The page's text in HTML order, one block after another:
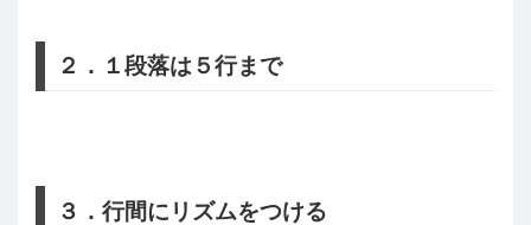
２．１段落は５行まで
３．行間にリズムをつける